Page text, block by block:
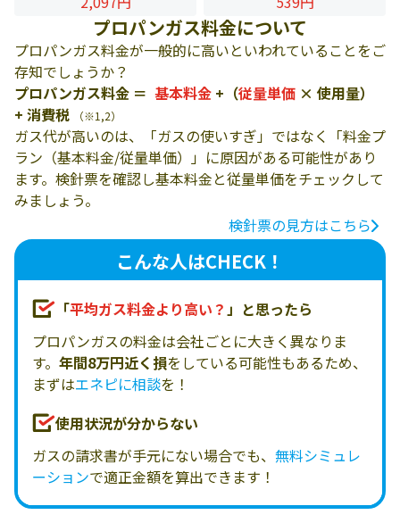
プロパンガス料金について
プロパンガス料金が一般的に高いといわれていることをご
存知でしょうか？
プロパンガス料金 ＝ 基本料金 +（従量単価 × 使用量）
+ 消費税
（※1,2）
ガス代が高いのは、「ガスの使いすぎ」ではなく「料金プ
ラン（基本料金/従量単価）」に原因がある可能性があり
ます。検針票を確認し基本料金と従量単価をチェックして
みましょう。
検針票の見方はこちら
こんな人はCHECK！
「平均ガス料金より高い？」と思ったら
プロパンガスの料金は会社ごとに大きく異なりま
す。 年間8万円近く損をしている可能性もあるため、
まずはエネピに相談を！
使用状況が分からない
ガスの請求書が手元にない場合でも、 無料シミュレ
ーションで適正金額を算出できます！